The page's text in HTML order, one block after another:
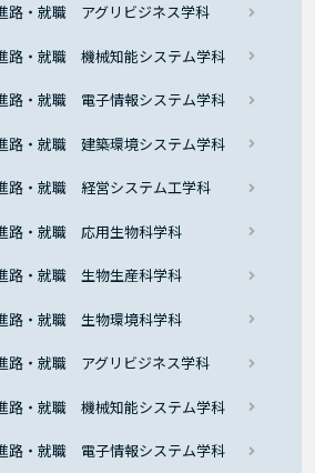
路・就職 アグリビジネス学科
路・就職 機械知能システム学科
路・就職 電子情報システム学科
路・就職 建築環境システム学科
路・就職 経営システム工学科
路・就職 応用生物科学科
路・就職 生物生産科学科
路・就職 生物環境科学科
路・就職 アグリビジネス学科
路・就職 機械知能システム学科
路・就職 電子情報システム学科